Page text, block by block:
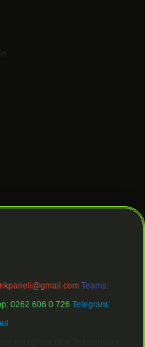
Teams:
0262 606 0 726 Telegram: